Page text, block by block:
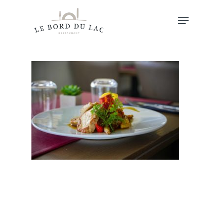
Hit enter to search or ESC to close
Accueil
Au Menu…